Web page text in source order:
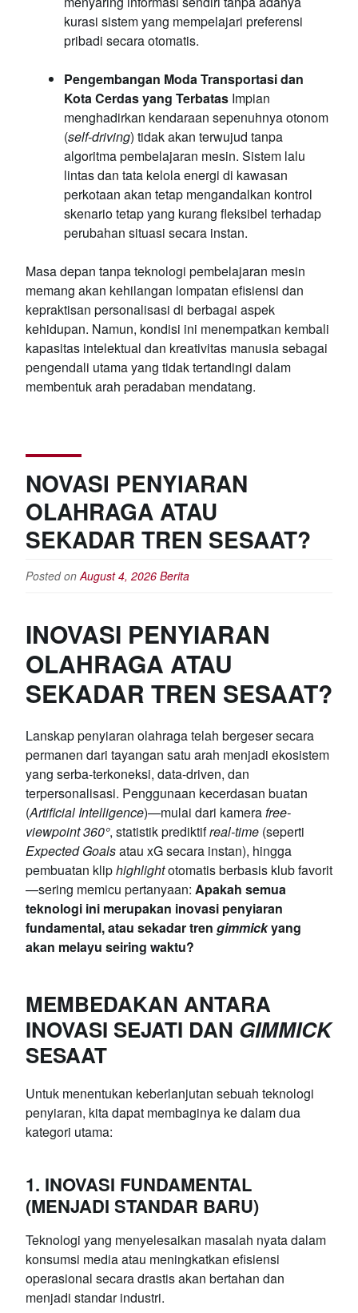
kurasi sistem yang mempelajari preferensi
pribadi secara otomatis.
Pengembangan Moda Transportasi dan
Kota Cerdas yang Terbatas Impian
menghadirkan kendaraan sepenuhnya otonom
(self-driving) tidak akan terwujud tanpa
algoritma pembelajaran mesin. Sistem lalu
lintas dan tata kelola energi di kawasan
perkotaan akan tetap mengandalkan kontrol
skenario tetap yang kurang fleksibel terhadap
perubahan situasi secara instan.
Masa depan tanpa teknologi pembelajaran mesin
memang akan kehilangan lompatan efisiensi dan
kepraktisan personalisasi di berbagai aspek
kehidupan. Namun, kondisi ini menempatkan kembali
kapasitas intelektual dan kreativitas manusia sebagai
pengendali utama yang tidak tertandingi dalam
membentuk arah peradaban mendatang.
NOVASI PENYIARAN
OLAHRAGA ATAU
SEKADAR TREN SESAAT?
Posted onAugust 4, 2026 Berita
INOVASI PENYIARAN
OLAHRAGA ATAU
SEKADAR TREN SESAAT?
Lanskap penyiaran olahraga telah bergeser secara
permanen dari tayangan satu arah menjadi ekosistem
yang serba-terkoneksi, data-driven, dan
terpersonalisasi. Penggunaan kecerdasan buatan
(Artificial Intelligence)—mulai dari kamera free-
viewpoint 360°, statistik prediktifreal-time (seperti
Expected Goalsatau xG secara instan), hingga
pembuatan kliphighlightotomatis berbasis klub favorit
—sering memicu pertanyaan: Apakah semua
teknologi ini merupakan inovasi penyiaran
fundamental, atau sekadar tren gimmickyang
akan melayu seiring waktu?
MEMBEDAKAN ANTARA
INOVASI SEJATI DAN GIMMICK
SESAAT
Untuk menentukan keberlanjutan sebuah teknologi
penyiaran, kita dapat membaginya ke dalam dua
kategori utama:
1. INOVASI FUNDAMENTAL
(MENJADI STANDAR BARU)
Teknologi yang menyelesaikan masalah nyata dalam
konsumsi media atau meningkatkan efisiensi
operasional secara drastis akan bertahan dan
menjadi standar industri.